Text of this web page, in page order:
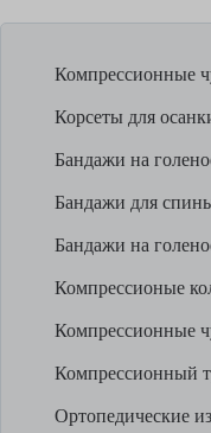
Компрессионные
Корсеты для
Бандажи на
Бандажи для
Бандажи на
Компрессионые
Компрессионные
Компрессионный
Ортопедические